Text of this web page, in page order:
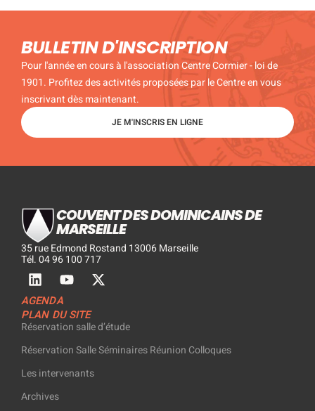
BULLETIN D'INSCRIPTION
Pour l'année en cours à l'association Centre Cormier - loi de
1901. Profitez des activités proposées par le Centre en vous
inscrivant dès maintenant.
JE M'INSCRIS EN LIGNE
COUVENT DES DOMINICAINS DE
MARSEILLE
35 rue Edmond Rostand 13006 Marseille
Tél. 04 96 100 717
AGENDA
PLAN DU SITE
Réservation salle d’étude
Réservation Salle Séminaires Réunion Colloques
Les intervenants
Archives